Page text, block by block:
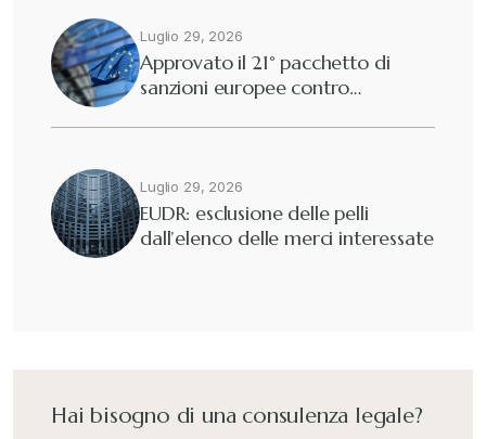
Luglio 29, 2026
Approvato il 21° pacchetto di
sanzioni europee contro…
Luglio 29, 2026
EUDR: esclusione delle pelli
dall’elenco delle merci interessate
Hai bisogno di una consulenza legale?